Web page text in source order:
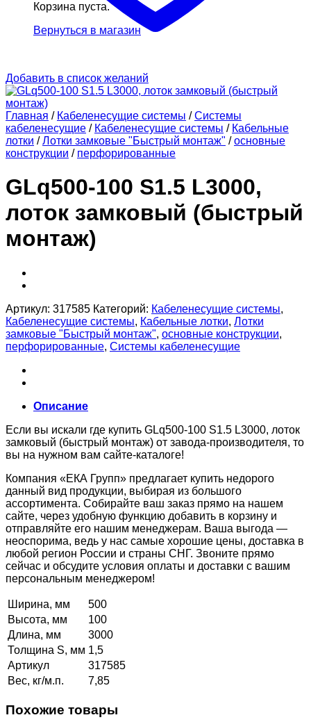
Корзина пуста.
Вернуться в магазин
Добавить в список желаний
Главная / Кабеленесущие системы / Системы
кабеленесущие / Кабеленесущие системы / Кабельные
лотки / Лотки замковые "Быстрый монтаж" / основные
конструкции / перфорированные
GLq500-100 S1.5 L3000,
лоток замковый (быстрый
монтаж)
Артикул: 317585 Категорий: Кабеленесущие системы,
Кабеленесущие системы, Кабельные лотки, Лотки
замковые "Быстрый монтаж", основные конструкции,
перфорированные, Системы кабеленесущие
Описание
Если вы искали где купить GLq500-100 S1.5 L3000, лоток
замковый (быстрый монтаж) от завода-производителя, то
вы на нужном вам сайте-каталоге!
Компания «ЕКА Групп» предлагает купить недорого
данный вид продукции, выбирая из большого
ассортимента. Собирайте ваш заказ прямо на нашем
сайте, через удобную функцию добавить в корзину и
отправляйте его нашим менеджерам. Ваша выгода —
неоспорима, ведь у нас самые хорошие цены, доставка в
любой регион России и страны СНГ. Звоните прямо
сейчас и обсудите условия оплаты и доставки с вашим
персональным менеджером!
Ширина, мм
500
Высота, мм
100
Длина, мм
3000
Толщина S, мм 1,5
Артикул
317585
Вес, кг/м.п.
7,85
Похожие товары